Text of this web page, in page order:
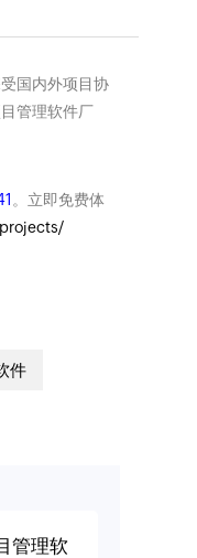
国内外项目协
管理软件厂
。立即免费体
件
管理软